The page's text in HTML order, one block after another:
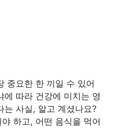
중요한 한 끼일 수 있어
에 따라 건강에 미치는 영
는 사실, 알고 계셨나요?
하고, 어떤 음식을 먹어